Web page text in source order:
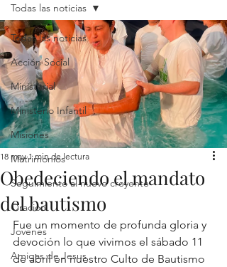
Todas las noticias
Acción Social
Ministerial
Ministerio Infantil
Misiones
Matrimonios
Seguimiento al nuevo creyente
Oracion
Jovenes
Amigas de Jesus
Todas las noticias
Obedeciendo el mandato
del bautismo
18 may 1 min de lectura
Fue un momento de profunda gloria y
devoción lo que vivimos el sábado 11
de abril en nuestro Culto de Bautismo